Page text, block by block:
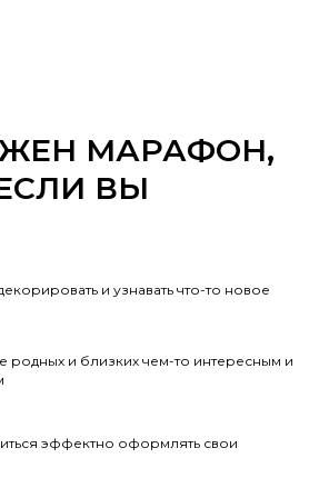
МАРАФОН,
ВЫ
и узнавать что-то новое
родных и близких чем-то интересным и
эффектно оформлять свои